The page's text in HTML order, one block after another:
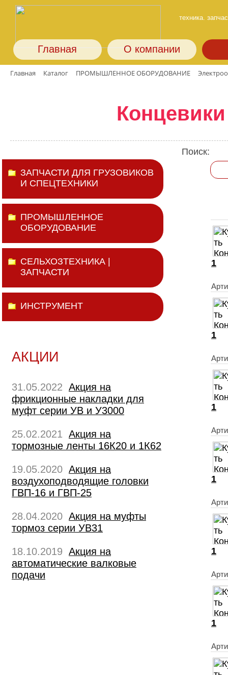
техника.
Главная О компании
Главная Каталог ПРОМЫШЛЕННОЕ ОБОРУДОВАНИЕ
ЗАПЧАСТИ ДЛЯ ГРУЗОВИКОВ
И СПЕЦТЕХНИКИ
ПРОМЫШЛЕННОЕ
ОБОРУДОВАНИЕ
СЕЛЬХОЗТЕХНИКА |
ЗАПЧАСТИ
ИНСТРУМЕНТ
АКЦИИ
31.05.2022 Акция на
фрикционные накладки для
муфт серии УВ и У3000
25.02.2021 Акция на
тормозные ленты 16К20 и 1К62
19.05.2020 Акция на
воздухоподводящие головки
ГВП-16 и ГВП-25
28.04.2020 Акция на муфты
тормоз серии УВ31
18.10.2019 Акция на
автоматические валковые
подачи
Поиск:
1
1
1
1
1
1